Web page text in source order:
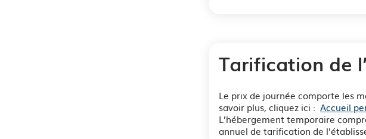
Tarification de
Le prix de journée comporte les
savoir plus, cliquez ici : Accueil
L’hébergement temporaire
annuel de tarification de